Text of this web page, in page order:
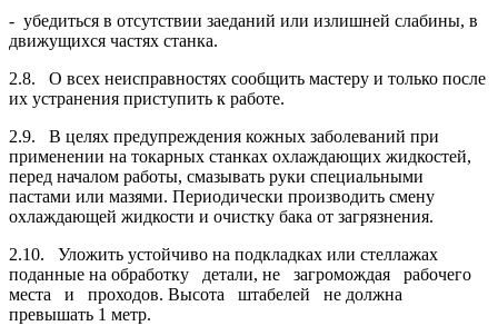
- убедиться в отсутствии заеданий или излишней слабины, в
движущихся частях станка.
2.8. О всех неисправностях сообщить мастеру и только после
их устранения присту­пить к работе.
2.9. В целях предупреждения кожных заболеваний при
применении на токарных станках охлаждающих жидкостей,
перед началом работы, смазывать руки специальными
пастами или мазями. Периодически производить смену
охлаждающей жидкости и очистку бака от загрязнения.
2.10. Уложить устойчиво на подкладках или стеллажах
поданные на обра­ботку детали, не загромождая рабочего
места и проходов. Высота штабелей не должна
превышать 1 метр.